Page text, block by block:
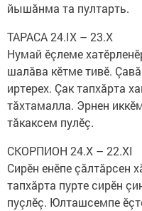
йышăнма та пултарть. ​
ТАРАСА 24.IX – 23.X
Нумай ӗçлеме
шалăва кӗтме тивӗ.
иртерех. Çак тапхăрта
тăхтамалла. Эрнен
тăкаксем пулӗç. ​
СКОРПИОН 24.X – 22.XI
Сирӗн енӗпе çăлтăрсен
тапхăрта пурте сирӗн
пуçлӗç. Юлташсемпе